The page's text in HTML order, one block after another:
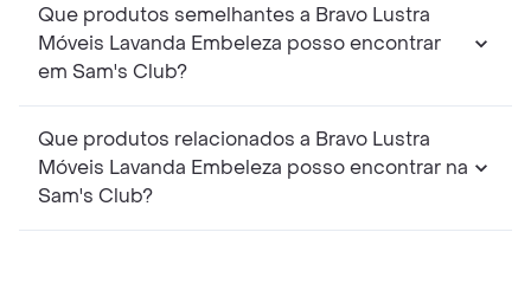
Que produtos semelhantes a Bravo Lustra
Móveis Lavanda Embeleza posso encontrar
em Sam's Club?
Que produtos relacionados a Bravo Lustra
Móveis Lavanda Embeleza posso encontrar na
Sam's Club?